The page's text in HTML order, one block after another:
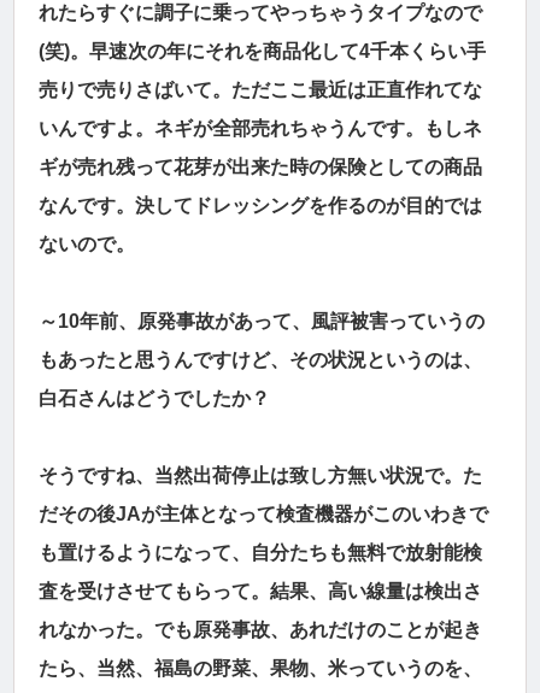
れたらすぐに調子に乗ってやっちゃうタイプなので
(笑)。早速次の年にそれを商品化して4千本くらい手
売りで売りさばいて。ただここ最近は正直作れてな
いんですよ。ネギが全部売れちゃうんです。もしネ
ギが売れ残って花芽が出来た時の保険としての商品
なんです。決してドレッシングを作るのが目的では
ないので。
～10年前、原発事故があって、風評被害っていうの
もあったと思うんですけど、その状況というのは、
白石さんはどうでしたか？
そうですね、当然出荷停止は致し方無い状況で。た
だその後JAが主体となって検査機器がこのいわきで
も置けるようになって、自分たちも無料で放射能検
査を受けさせてもらって。結果、高い線量は検出さ
れなかった。でも原発事故、あれだけのことが起き
たら、当然、福島の野菜、果物、米っていうのを、